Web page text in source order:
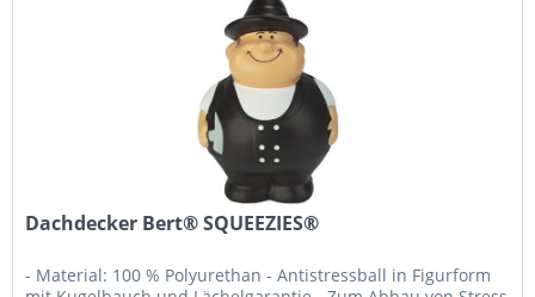
Dachdecker Bert® SQUEEZIES®
- Material: 100 % Polyurethan - Antistressball in Figurform